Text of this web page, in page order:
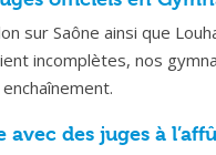
sur Saône ainsi que
incomplètes, nos
des juges à